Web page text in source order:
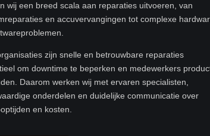
wij een breed scala aan reparaties uitvoeren, van
en accuvervangingen tot complexe
zijn snelle en betrouwbare reparaties
om downtime te beperken en medewerkers
Daarom werken wij met ervaren specialisten,
onderdelen en duidelijke communicatie over
en kosten.